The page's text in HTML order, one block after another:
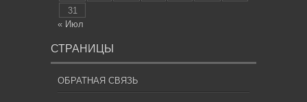
31
« Июл
СТРАНИЦЫ
ОБРАТНАЯ СВЯЗЬ